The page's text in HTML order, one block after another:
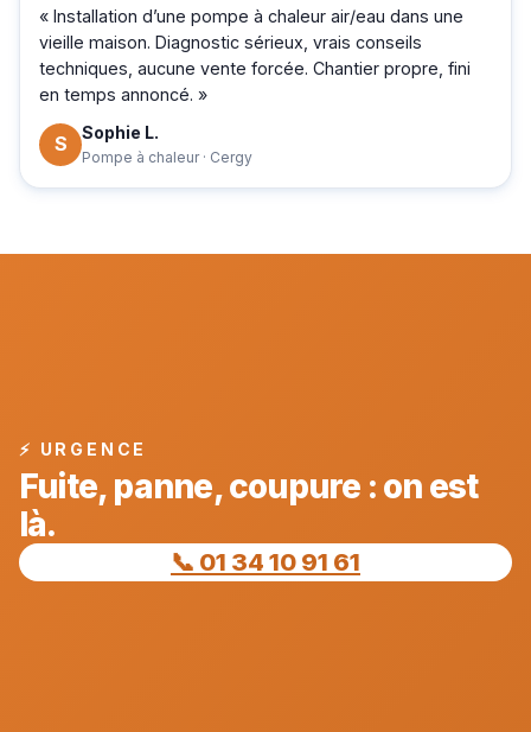
« Installation d’une pompe à chaleur air/eau dans une
vieille maison. Diagnostic sérieux, vrais conseils
techniques, aucune vente forcée. Chantier propre, fini
en temps annoncé. »
S Sophie L.
Pompe à chaleur · Cergy
⚡ URGENCE
Fuite, panne, coupure : on est
là.
📞 01 34 10 91 61